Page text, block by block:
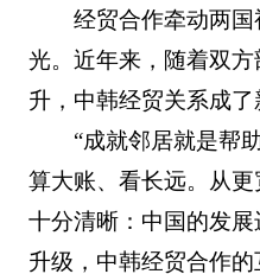
经贸合作牵动两国
光。近年来，随着双
升，中韩经贸关系成了
“成就邻居就是帮
算大账、看长远。从
十分清晰：中国的发
升级，中韩经贸合作的